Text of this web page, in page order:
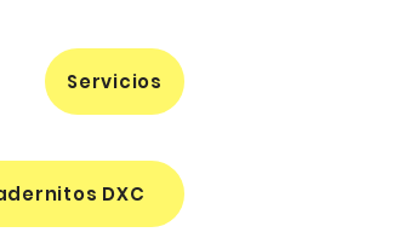
Servicios
DXC